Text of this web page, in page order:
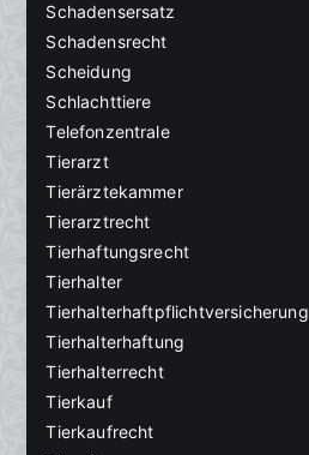
Schadensersatz
Schadensrecht
Scheidung
Schlachttiere
Telefonzentrale
Tierarzt
Tierärztekammer
Tierarztrecht
Tierhaftungsrecht
Tierhalter
Tierhalterhaftpflichtversicherung
Tierhalterhaftung
Tierhalterrecht
Tierkauf
Tierkaufrecht